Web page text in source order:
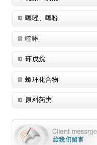
噻唑、噻吩
喹啉
环戊烷
螺环化合物
原料药类